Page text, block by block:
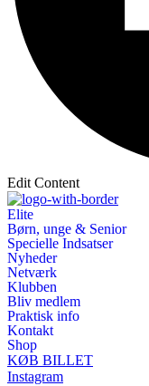
Edit Content
Elite
Børn, unge & Senior
Specielle Indsatser
Nyheder
Netværk
Klubben
Bliv medlem
Praktisk info
Kontakt
Shop
KØB BILLET
Instagram